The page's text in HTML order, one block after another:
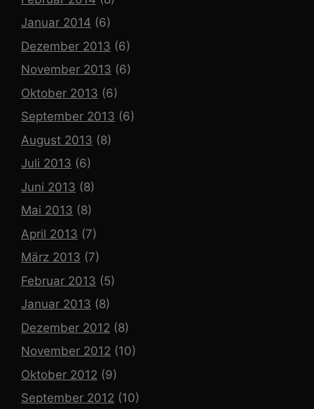
Januar 2014 (6)
Dezember 2013 (6)
November 2013 (6)
Oktober 2013 (6)
September 2013 (6)
August 2013 (8)
Juli 2013 (6)
Juni 2013 (8)
Mai 2013 (8)
April 2013 (7)
März 2013 (7)
Februar 2013 (5)
Januar 2013 (8)
Dezember 2012 (8)
November 2012 (10)
Oktober 2012 (9)
September 2012 (10)